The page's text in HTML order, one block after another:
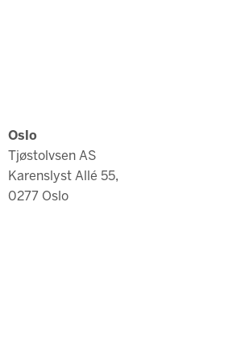
Oslo
Tjøstolvsen AS
Karenslyst Allé 55,
0277 Oslo